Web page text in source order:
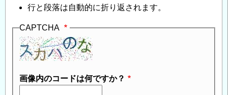
行と段落は自動的に折り返されます。
CAPTCHA
画像内のコードは何ですか？